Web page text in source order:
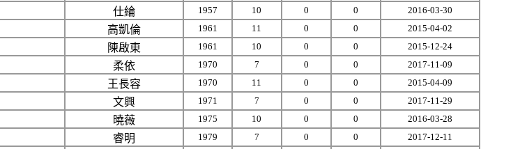
仕綸 1957 10 0 0 2016-03-30
高凱倫 1961 11 0 0 2015-04-02
陳啟東 1961 10 0 0 2015-12-24
柔依 1970 7 0 0 2017-11-09
王長容 1970 11 0 0 2015-04-09
文興 1971 7 0 0 2017-11-29
曉薇 1975 10 0 0 2016-03-28
睿明 1979 7 0 0 2017-12-11